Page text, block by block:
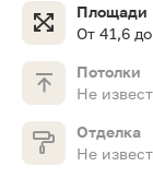
Площади
От 41,6
Потолки
Не
Отделка
Не